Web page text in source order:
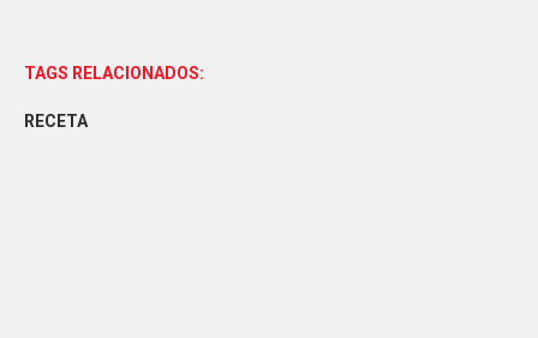
TAGS RELACIONADOS:
RECETA